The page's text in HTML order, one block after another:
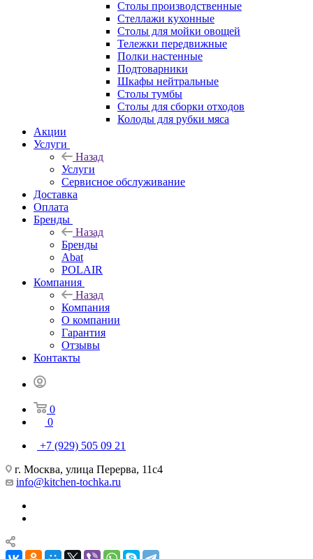
Столы производственные
Стеллажи кухонные
Столы для мойки овощей
Тележки передвижные
Полки настенные
Подтоварники
Шкафы нейтральные
Столы тумбы
Столы для сборки отходов
Колоды для рубки мяса
Акции
Услуги
Назад
Услуги
Сервисное обслуживание
Доставка
Оплата
Бренды
Назад
Бренды
Abat
POLAIR
Компания
Назад
Компания
О компании
Гарантия
Отзывы
Контакты
0
0
+7 (929) 505 09 21
г. Москва, улица Перерва, 11с4
info@kitchen-tochka.ru